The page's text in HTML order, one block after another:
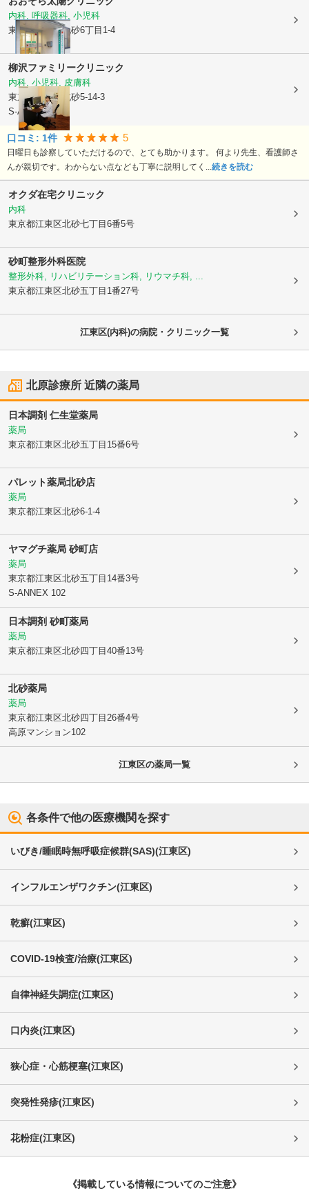
内科, 呼吸器科, 小児科
東京都江東区北砂6丁目1-4
柳沢ファミリークリニック
内科, 小児科, 皮膚科
東京都江東区
北砂5-14-3
S-ANNEX101
口コミ: 1件 5
日曜日も診察していただけるので、とても助かります。 何より先生、看護師さ
んが親切です。わからない点なども丁寧に説明してく...続きを読む
オクダ在宅クリニック
内科
東京都江東区北砂七丁目6番5号
砂町整形外科医院
整形外科, リハビリテーション科, リウマチ科, ...
東京都江東区北砂五丁目1番27号
江東区(内科)の病院・クリニック一覧
北原診療所 近隣の薬局
日本調剤 仁生堂薬局
薬局
東京都江東区北砂五丁目15番6号
パレット薬局北砂店
薬局
東京都江東区北砂6-1-4
ヤマグチ薬局 砂町店
薬局
東京都江東区北砂五丁目14番3号
S-ANNEX 102
日本調剤 砂町薬局
薬局
東京都江東区北砂四丁目40番13号
北砂薬局
薬局
東京都江東区北砂四丁目26番4号
高原マンション102
江東区の薬局一覧
各条件で他の医療機関を探す
いびき/睡眠時無呼吸症候群(SAS)(江東区)
インフルエンザワクチン(江東区)
乾癬(江東区)
COVID-19検査/治療(江東区)
自律神経失調症(江東区)
口内炎(江東区)
狭心症・心筋梗塞(江東区)
突発性発疹(江東区)
花粉症(江東区)
《掲載している情報についてのご注意》